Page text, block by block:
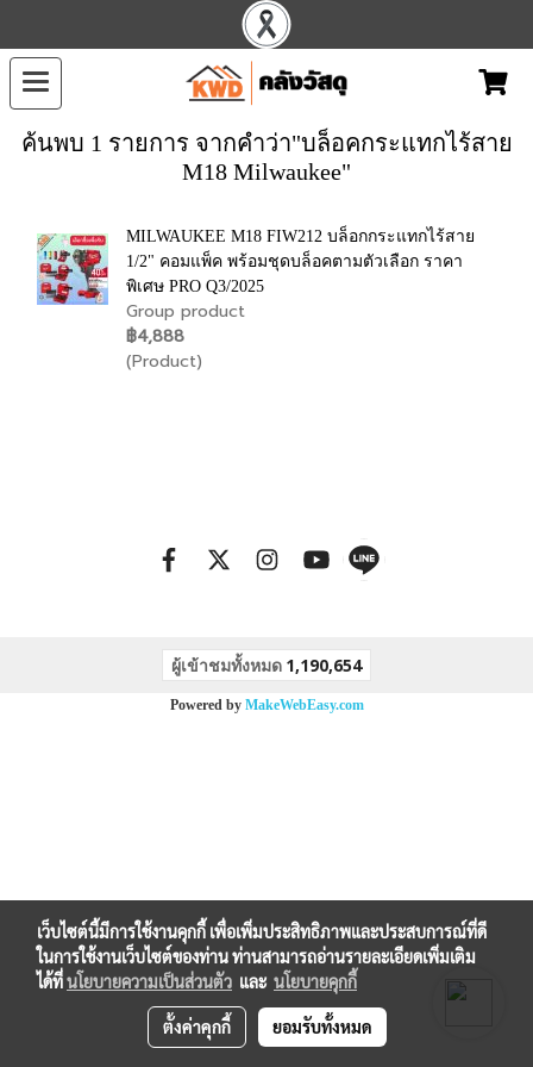
ค้นพบ 1 รายการ จากคำว่า"บล็อคกระแทกไร้สาย
M18 Milwaukee"
MILWAUKEE M18 FIW212 บล็อกกระแทกไร้สาย
1/2" คอมแพ็ค พร้อมชุดบล็อคตามตัวเลือก ราคา
พิเศษ PRO Q3/2025
Group product
฿4,888
(Product)
ผู้เข้าชมทั้งหมด 1,190,654
Powered by MakeWebEasy.com
เว็บไซต์นี้มีการใช้งานคุกกี้ เพื่อเพิ่มประสิทธิภาพและประสบการณ์ที่ดี
ในการใช้งานเว็บไซต์ของท่าน ท่านสามารถอ่านรายละเอียดเพิ่มเติม
ได้ที่นโยบายความเป็นส่วนตัว และ นโยบายคุกกี้
ตั้งค่าคุกกี้ ยอมรับทั้งหมด